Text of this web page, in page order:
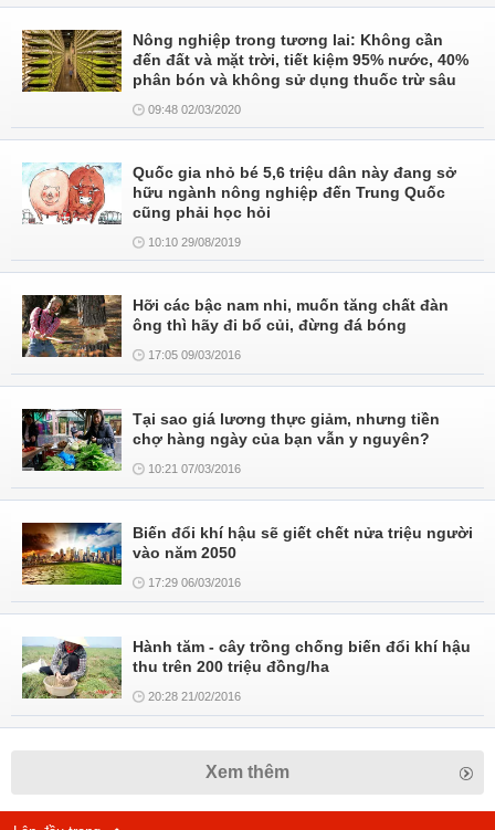
Nông nghiệp trong tương lai: Không cần
đến đất và mặt trời, tiết kiệm 95% nước, 40%
phân bón và không sử dụng thuốc trừ sâu
09:48 02/03/2020
Quốc gia nhỏ bé 5,6 triệu dân này đang sở
hữu ngành nông nghiệp đến Trung Quốc
cũng phải học hỏi
10:10 29/08/2019
Hỡi các bậc nam nhi, muốn tăng chất đàn
ông thì hãy đi bổ củi, đừng đá bóng
17:05 09/03/2016
Tại sao giá lương thực giảm, nhưng tiền
chợ hàng ngày của bạn vẫn y nguyên?
10:21 07/03/2016
Biến đổi khí hậu sẽ giết chết nửa triệu người
vào năm 2050
17:29 06/03/2016
Hành tăm - cây trồng chống biến đổi khí hậu
thu trên 200 triệu đồng/ha
20:28 21/02/2016
Xem thêm